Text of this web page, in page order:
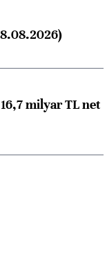
milyar TL net